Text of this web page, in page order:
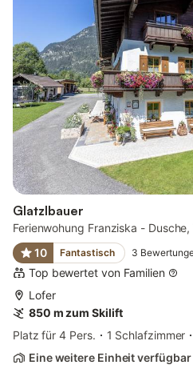
Glatzlbauer
Ferienwohung Franziska -
10
Fantastisch 3
Top bewertet von Familien
Lofer
850 m zum Skilift
Platz für 4 Pers.
1 Schlafzimmer
Eine weitere Einheit verfügbar